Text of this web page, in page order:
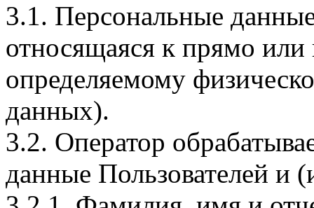
3.1. Персональные
относящаяся к прямо
определяемому
данных).
3.2. Оператор
данные Пользователей и